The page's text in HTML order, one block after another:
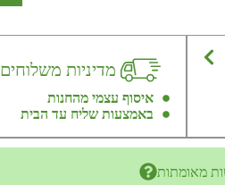
מדיניות משלוחים
איסוף עצמי מהחנות
באמצעות שליח עד הבית
מאומתות